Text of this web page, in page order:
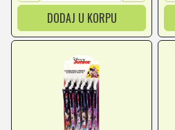
DODAJ U KORPU